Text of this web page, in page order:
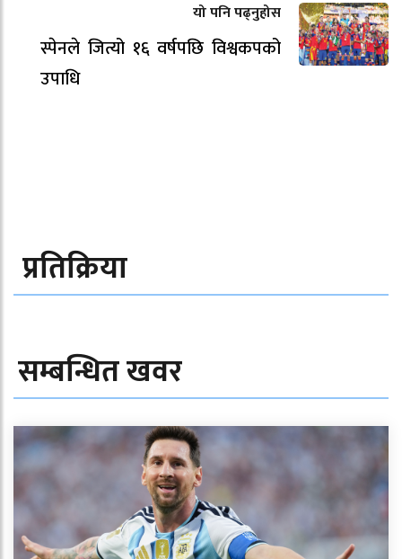
यो पनि पढ्नुहोस
स्पेनले जित्यो १६ वर्षपछि विश्वकपको
उपाधि
प्रतिक्रिया
सम्बन्धित खवर